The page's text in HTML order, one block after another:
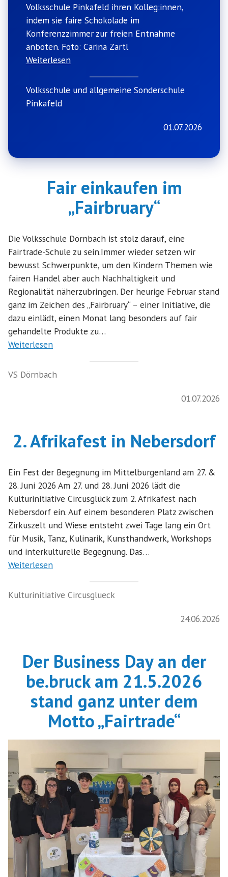
Volksschule Pinkafeld ihren Kolleg:innen,
indem sie faire Schokolade im
Konferenzzimmer zur freien Entnahme
anboten. Foto: Carina Zartl
Weiterlesen
Volksschule und allgemeine Sonderschule
Pinkafeld
01.07.2026
Fair einkaufen im
„Fairbruary“
Die Volksschule Dörnbach ist stolz darauf, eine
Fairtrade-Schule zu sein.Immer wieder setzen wir
bewusst Schwerpunkte, um den Kindern Themen wie
fairen Handel aber auch Nachhaltigkeit und
Regionalität näherzubringen. Der heurige Februar stand
ganz im Zeichen des „Fairbruary“ – einer Initiative, die
dazu einlädt, einen Monat lang besonders auf fair
gehandelte Produkte zu…
Weiterlesen
VS Dörnbach
01.07.2026
2. Afrikafest in Nebersdorf
Ein Fest der Begegnung im Mittelburgenland am 27. &
28. Juni 2026 Am 27. und 28. Juni 2026 lädt die
Kulturinitiative Circusglück zum 2. Afrikafest nach
Nebersdorf ein. Auf einem besonderen Platz zwischen
Zirkuszelt und Wiese entsteht zwei Tage lang ein Ort
für Musik, Tanz, Kulinarik, Kunsthandwerk, Workshops
und interkulturelle Begegnung. Das…
Weiterlesen
Kulturinitiative Circusglueck
24.06.2026
Der Business Day an der
be.bruck am 21.5.2026
stand ganz unter dem
Motto „Fairtrade“